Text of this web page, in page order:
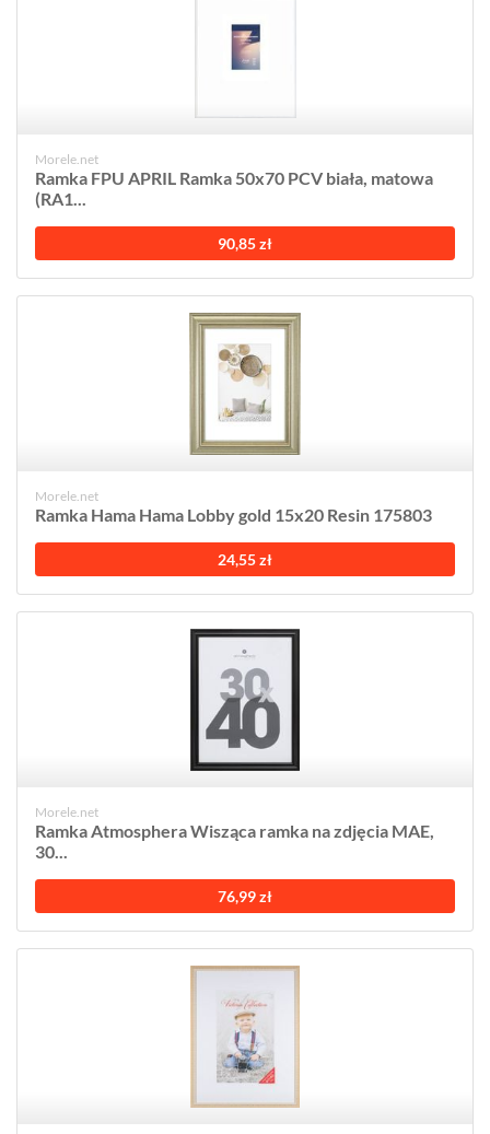
Morele.net
Ramka FPU APRIL Ramka 50x70 PCV biała, matowa
(RA1...
90,85 zł
Morele.net
Ramka Hama Hama Lobby gold 15x20 Resin 175803
24,55 zł
Morele.net
Ramka Atmosphera Wisząca ramka na zdjęcia MAE,
30...
76,99 zł